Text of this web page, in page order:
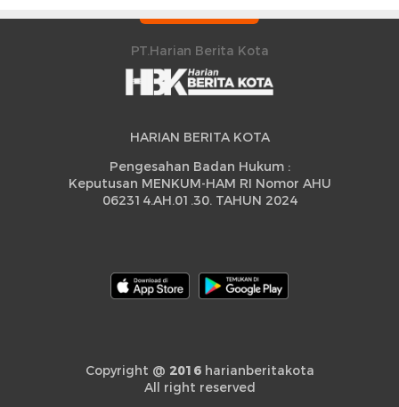
Peningkatan
PT.Harian Berita Kota
HARIAN BERITA KOTA
Pengesahan Badan Hukum :
Keputusan MENKUM-HAM RI Nomor AHU
062314.AH.01.30. TAHUN 2024
Copyright @ 2016harianberitakota
All right reserved